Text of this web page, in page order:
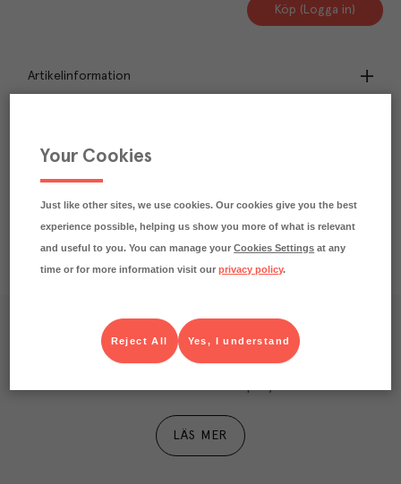
Köp (Logga in)
Artikelinformation
Näringsdeklaration
Våra kundtidningar
Läs inspirerande reportage, matnyttiga artiklar och
LÄS MER
Your Cookies
Just like other sites, we use cookies. Our cookies give you the best
experience possible, helping us show you more of what is relevant
and useful to you. You can manage yourCookies Settings at any
time or for more information visit ourprivacy policy.
Yes, I understand
Reject All